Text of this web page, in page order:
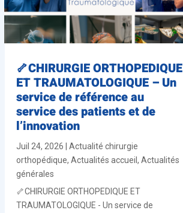
🦴CHIRURGIE ORTHOPEDIQUE
ET TRAUMATOLOGIQUE – Un
service de référence au
service des patients et de
l’innovation
Juil 24, 2026 | Actualité chirurgie
orthopédique, Actualités accueil, Actualités
générales
🦴CHIRURGIE ORTHOPEDIQUE ET
TRAUMATOLOGIQUE - Un service de